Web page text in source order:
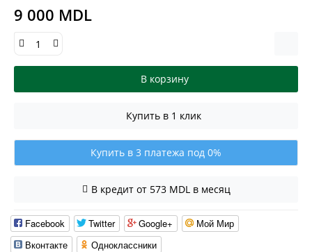
9 000 MDL
В корзину
Купить в 1 клик
Купить в 3 платежа под 0%
В кредит от 573 MDL в месяц
Facebook Twitter Google+
Мой Мир
Вконтакте
Одноклассники